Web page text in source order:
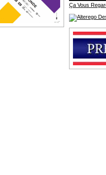
Ça Vous